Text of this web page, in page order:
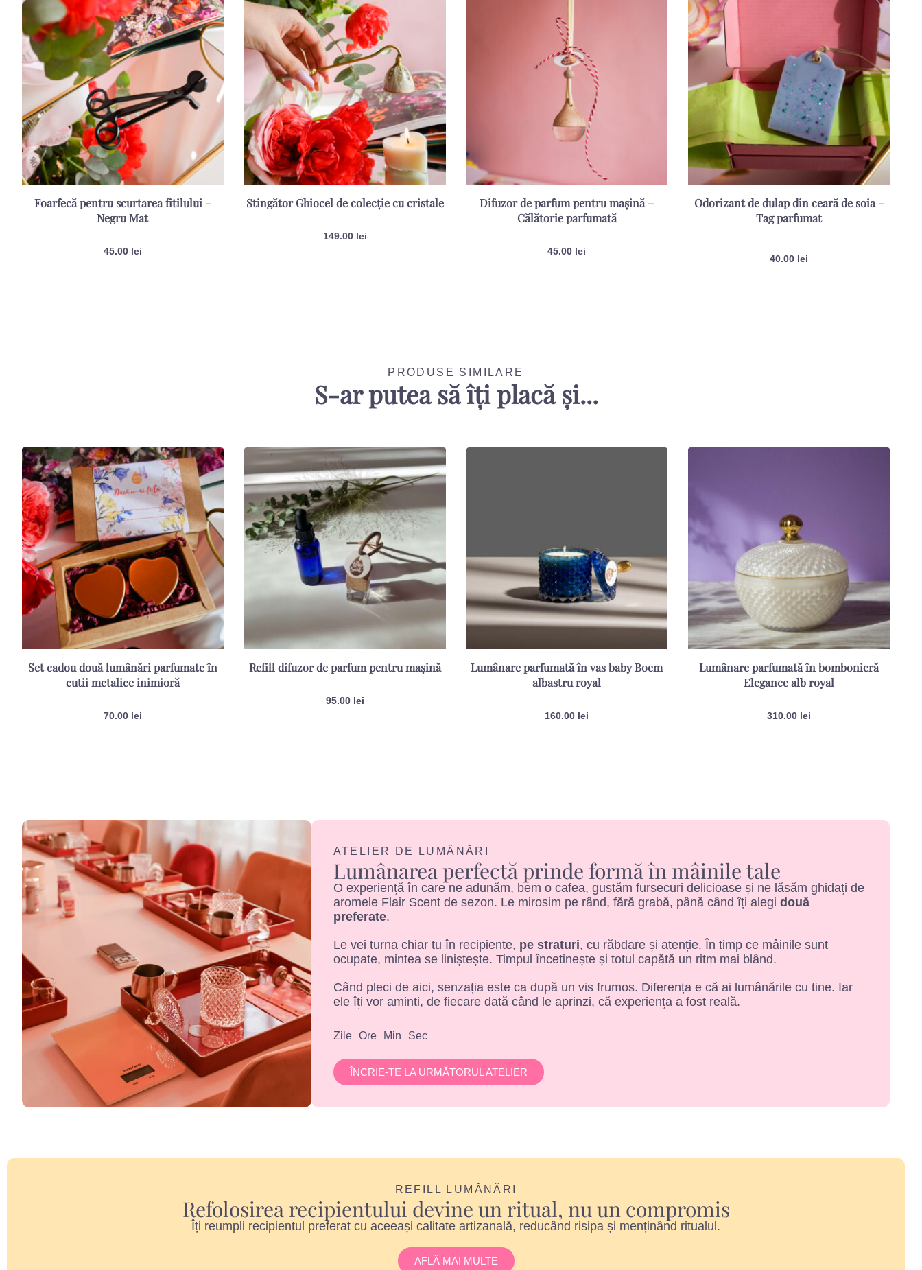
Foarfecă pentru scurtarea fitilului –
Negru Mat
45.00 lei
Stingător Ghiocel de colecție cu cristale
149.00 lei
Difuzor de parfum pentru mașină –
Călătorie parfumată
45.00 lei
Odorizant de dulap din ceară de soia –
Tag parfumat
40.00 lei
PRODUSE SIMILARE
S-ar putea să îți placă și...
Set cadou două lumânări parfumate în
cutii metalice inimioră
70.00 lei
Refill difuzor de parfum pentru mașină
95.00 lei
Lumânare parfumată în vas baby Boem
albastru royal
160.00 lei
Lumânare parfumată în bombonieră
Elegance alb royal
310.00 lei
ATELIER DE LUMÂNĂRI
Lumânarea perfectă prinde formă în mâinile tale
O experiență în care ne adunăm, bem o cafea, gustăm fursecuri delicioase și ne lăsăm ghidați de
aromele Flair Scent de sezon. Le mirosim pe rând, fără grabă, până când îți alegi două
preferate.
Le vei turna chiar tu în recipiente, pe straturi, cu răbdare și atenție. În timp ce mâinile sunt
ocupate, mintea se liniștește. Timpul încetinește și totul capătă un ritm mai blând.
Când pleci de aici, senzația este ca după un vis frumos. Diferența e că ai lumânările cu tine. Iar
ele îți vor aminti, de fiecare dată când le aprinzi, că experiența a fost reală.
Zile Ore Min Sec
ÎNCRIE-TE LA URMĂTORUL ATELIER
REFILL LUMÂNĂRI
Refolosirea recipientului devine un ritual, nu un compromis
Îți reumpli recipientul preferat cu aceeași calitate artizanală, reducând risipa și menținând ritualul.
AFLĂ MAI MULTE